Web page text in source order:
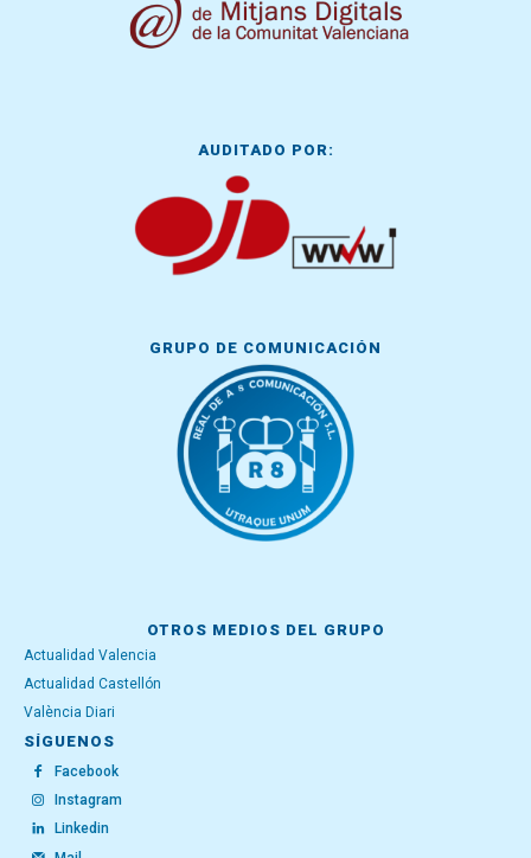
AUDITADO POR:
GRUPO DE COMUNICACIÓN
OTROS MEDIOS DEL GRUPO
Actualidad Valencia
Actualidad Castellón
València Diari
SÍGUENOS
Facebook
Instagram
Linkedin